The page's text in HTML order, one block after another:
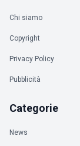
Chi siamo
Copyright
Privacy Policy
Pubblicità
Categorie
News